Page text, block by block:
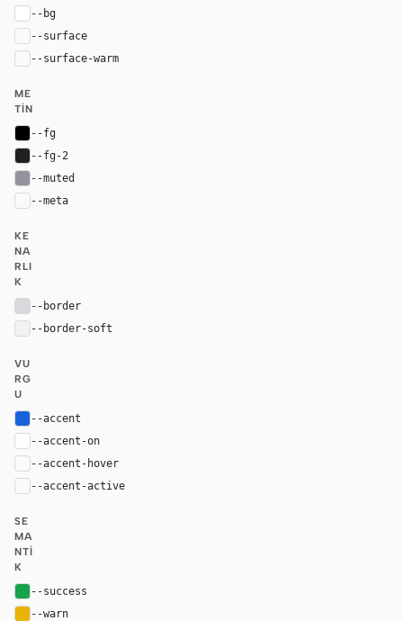
--bg
--surface
--surface-warm
ME
TIN
--fg
--fg-2
--muted
--meta
KE
NA
RLI
K
--border
--border-soft
VU
RG
U
--accent
--accent-on
--accent-hover
--accent-active
SE
MA
NTI
K
--success
--warn